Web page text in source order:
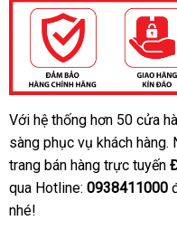
Vòng
đeo
kéo
dài
thời
Với hệ thống hơn 50 cửa
sàng an
toàn
phục vụ khách hàng.
trang bán hàng trực tuyến
qua Hotline: 0938411000
nhé!